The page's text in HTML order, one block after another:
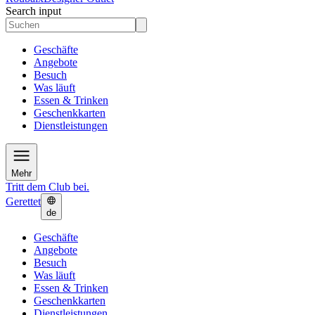
Search input
Geschäfte
Angebote
Besuch
Was läuft
Essen & Trinken
Geschenkkarten
Dienstleistungen
Mehr
Tritt dem Club bei.
Gerettet
de
Geschäfte
Angebote
Besuch
Was läuft
Essen & Trinken
Geschenkkarten